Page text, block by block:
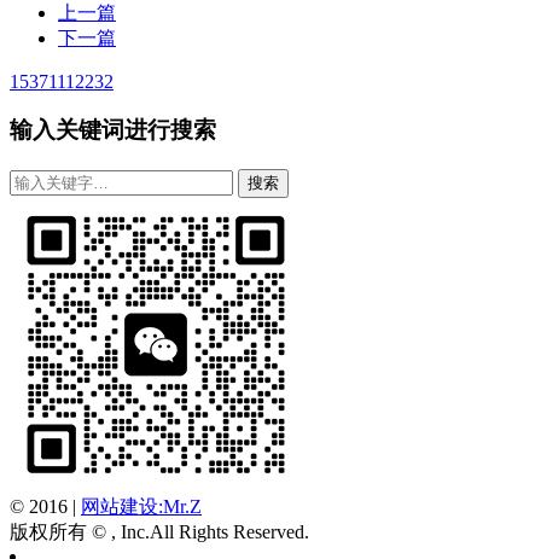
上一篇
下一篇
15371112232
输入关键词进行搜索
© 2016 | 网站建设:Mr.Z
版权所有 © , Inc.All Rights Reserved.